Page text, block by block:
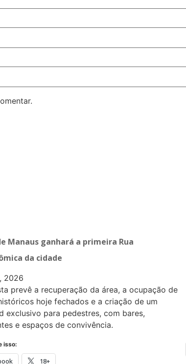
Manaus ganhará a primeira Rua
da cidade
2026
prevê a recuperação da área, a ocupação de
hoje fechados e a criação de um
exclusivo para pedestres, com bares,
e espaços de convivência.
isso:
18+